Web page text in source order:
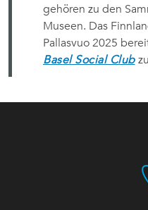
gehören zu den
Museen. Das
Pallasvuo 2025
Basel Social Club